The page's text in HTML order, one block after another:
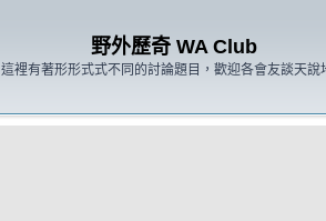
野外歷奇 WA Club
這裡有著形形式式不同的討論題目，歡迎各會友談天說